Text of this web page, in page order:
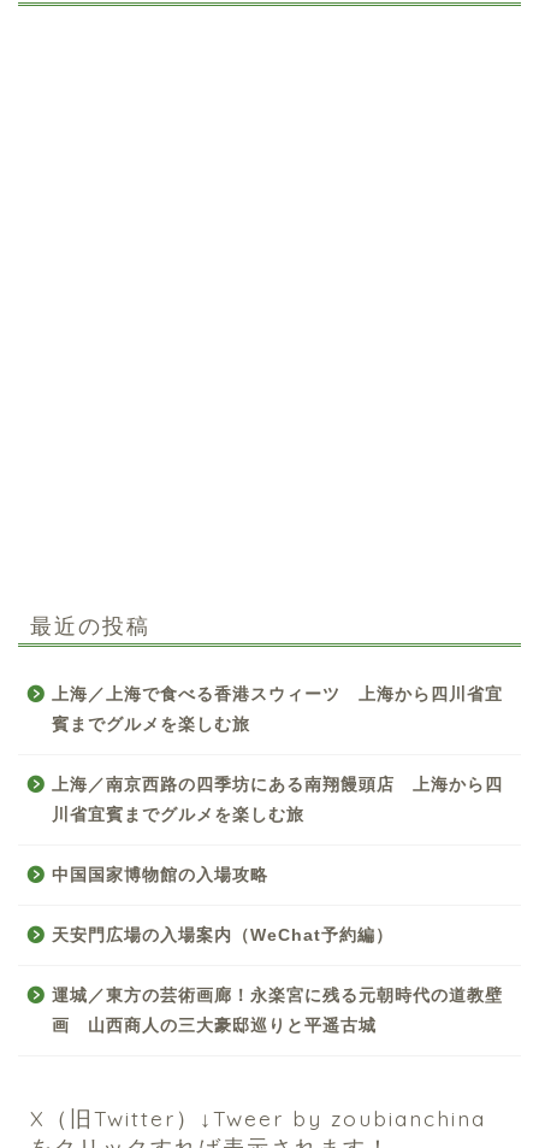
最近の投稿
上海／上海で食べる香港スウィーツ 上海から四川省宜
賓までグルメを楽しむ旅
上海／南京西路の四季坊にある南翔饅頭店 上海から四
川省宜賓までグルメを楽しむ旅
中国国家博物館の入場攻略
天安門広場の入場案内（WeChat予約編）
運城／東方の芸術画廊！永楽宮に残る元朝時代の道教壁
画 山西商人の三大豪邸巡りと平遥古城
X（旧Twitter）↓Tweer by zoubianchina
中国旅行の情報案内